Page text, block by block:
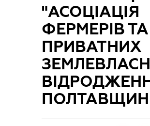
"АСОЦІАЦІЯ
ФЕРМЕРІВ ТА
ПРИВАТНИХ